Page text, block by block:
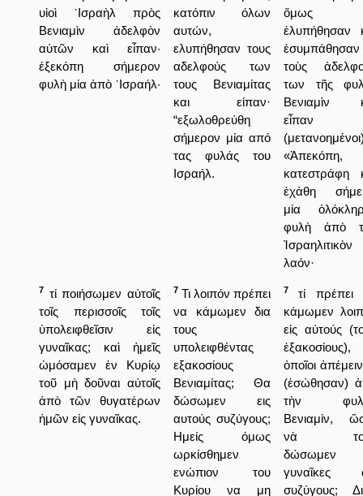
υἱοὶ ᾿Ισραὴλ πρὸς
Βενιαμὶν ἀδελφὸν
αὐτῶν καὶ εἶπαν·
ἐξεκόπη σήμερον
φυλὴ μία ἀπὸ ᾿Ισραήλ·
κατόπιν όλων
αυτών,
ελυπήθησαν τους
αδελφούς των
τους Βενιαμίτας
και είπαν·
“εξωλοθρεύθη
σήμερον μία από
τας φυλάς του
Ισραήλ.
ὅμως
ἐλυπήθησαν
ἐσυμπάθησαν
τοὺς
των τῆς
Βενιαμὶν
εἶπαν
«Ἀπεκόπη,
κατεστράφη
ἐχάθη
μία
φυλὴ ἀπὸ
Ἰσραηλιτικὸν
λαόν·
7 τί ποιήσωμεν αὐτοῖς
τοῖς περισσοῖς τοῖς
ὑπολειφθεῖσιν εἰς
γυναῖκας; καὶ ἡμεῖς
ὠμόσαμεν ἐν Κυρίῳ
τοῦ μὴ δοῦναι αὐτοῖς
ἀπὸ τῶν θυγατέρων
ἡμῶν εἰς γυναῖκας.
7 Τι λοιπόν πρέπει
να κάμωμεν δια
τους
υπολειφθέντας
εξακοσίους
Βενιαμίτας; Θα
δώσωμεν εις
αυτούς συζύγους;
Ημείς όμως
ωρκίσθημεν
ενώπιον του
Κυρίου να μη
7
τί πρέπει
κάμωμεν
εἰς αὐτούς
ἑξακοσίους),
ὁποῖοι
(ἐσώθησαν)
τὴν
Βενιαμίν,
νὰ
δώσωμεν
γυναῖκες
συζύγους;